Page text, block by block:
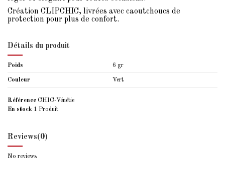
Création CLIPCHIC, livrées avec caoutchoucs de
protection pour plus de confort.
Détails du produit
Poids 6 gr
Couleur Vert
Référence CHIC-Vénétie
En stock 1 Produit
Reviews(0)
No reviews